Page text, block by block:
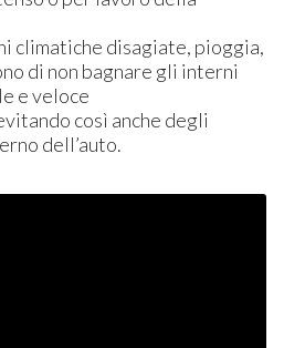
climatiche disagiate, pioggia,
di non bagnare gli interni
e veloce
così anche degli
dell’auto.